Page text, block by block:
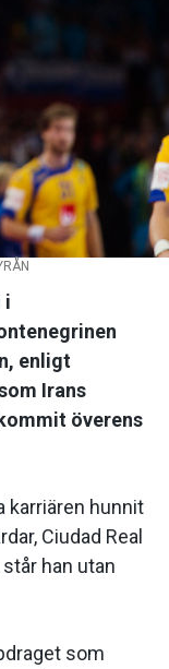
i
enligt
Irans
överens
karriären hunnit
Ciudad Real
han utan
som